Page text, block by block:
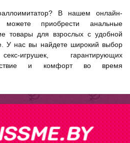
В нашем онлайн-
приобрести анальные
товары для взрослых с удобной
У нас вы найдете широкий выбор
игрушек, гарантирующих
и комфорт во время